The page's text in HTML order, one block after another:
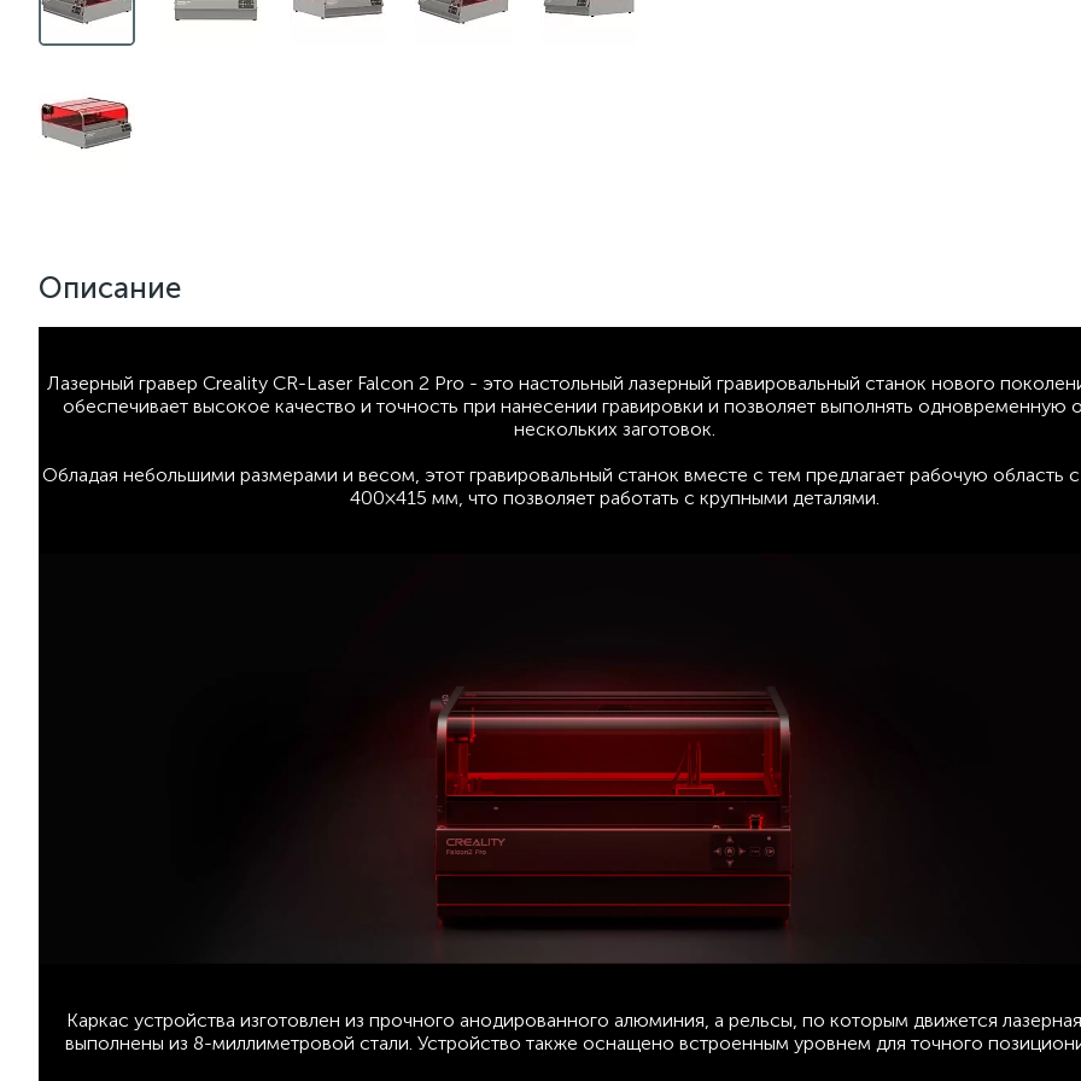
Описание
Лазерный гравер Creality CR-Laser Falcon 2 Pro - это настольный лазерный гравировальный станок нового
обеспечивает высокое качество и точность при нанесении гравировки и позволяет выполнять одновременную
нескольких заготовок.
Обладая небольшими размерами и весом, этот гравировальный станок вместе с тем предлагает рабочую область с
400×415 мм, что позволяет работать с крупными деталями.
Каркас устройства изготовлен из прочного анодированного алюминия, а рельсы, по которым движется
выполнены из 8-миллиметровой стали. Устройство также оснащено встроенным уровнем для точного